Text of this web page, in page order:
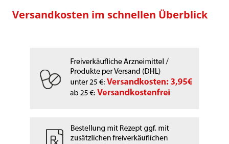
Versandkosten im schnellen Überblick